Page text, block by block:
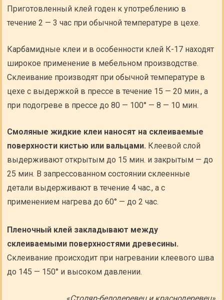
Приготовленный клей годен к употреблению в
течение 2 — 3 час при обычной температуре в цехе.
Карбамидные клеи и в особенности клей К-17 находят
широкое применение в мебельном производстве.
Склеивание производят при обычной температуре в
цехе с выдержкой в прессе в течение 15 — 20 мин., а
при подогреве в прессе до 80 — 100° — 8 — 10 мин.
Смоляные жидкие клеи наносят на склеиваемые
поверхности кистью или вальцами. Клеевой слой
выдерживают открытым до 15 мин. и закрытым — до
25 мин. В запрессованном состоянии склеенные
детали выдерживают в течение 4 час., а с
применением нагрева до 60° — до 2 час.
Пленочный клей закладывают между
склеиваемыми поверхностями древесины.
Склеивание происходит при нагревании клеевого шва
до 145 — 150° и высоком давлении.